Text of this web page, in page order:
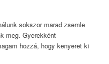
sokszor marad zsemle
meg. Gyerekként
hozzá, hogy kenyeret ki